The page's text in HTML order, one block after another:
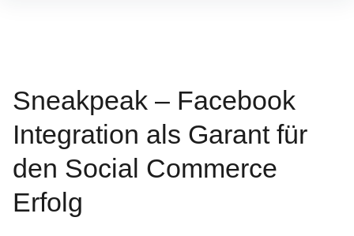
Sneakpeak – Facebook
Integration als Garant für
den Social Commerce
Erfolg